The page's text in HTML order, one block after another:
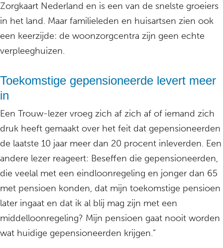
Zorgkaart Nederland en is een van de snelste groeiers
in het land. Maar familieleden en huisartsen zien ook
een keerzijde: de woonzorgcentra zijn geen echte
verpleeghuizen.
Toekomstige gepensioneerde levert meer
in
Een Trouw-lezer vroeg zich af zich af of iemand zich
druk heeft gemaakt over het feit dat gepensioneerden
de laatste 10 jaar meer dan 20 procent inleverden. Een
andere lezer reageert: Beseffen die gepensioneerden,
die veelal met een eindloonregeling en jonger dan 65
met pensioen konden, dat mijn toekomstige pensioen
later ingaat en dat ik al blij mag zijn met een
middelloonregeling? Mijn pensioen gaat nooit worden
wat huidige gepensioneerden krijgen.”